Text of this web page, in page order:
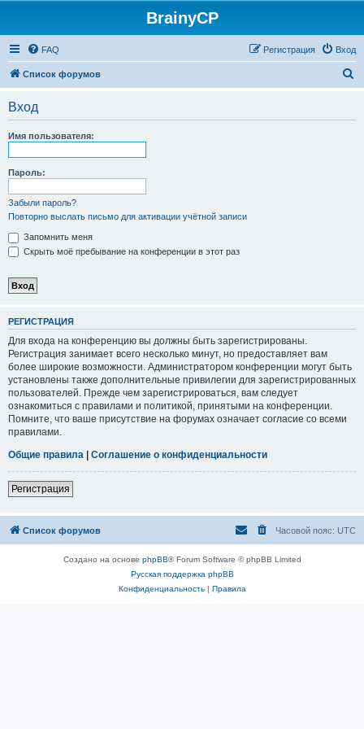
BrainyCP
FAQ Вход
Регистрация
Список форумов
Вход
Имя пользователя:
Пароль:
Забыли пароль?
Повторно выслать письмо для активации учётной записи
Запомнить меня
Скрыть моё пребывание на конференции в этот раз
РЕГИСТРАЦИЯ
Для входа на конференцию вы должны быть зарегистрированы.
Регистрация занимает всего несколько минут, но предоставляет вам
более широкие возможности. Администратором конференции могут быть
установлены также дополнительные привилегии для зарегистрированных
пользователей. Прежде чем зарегистрироваться, вам следует
ознакомиться с правилами и политикой, принятыми на конференции.
Помните, что ваше присутствие на форумах означает согласие со всеми
правилами.
Общие правила | Соглашение о конфиденциальности
Регистрация
Список форумов Часовой пояс: UTC
Создано на основе phpBB® Forum Software © phpBB Limited
Русская поддержка phpBB
Конфиденциальность| Правила